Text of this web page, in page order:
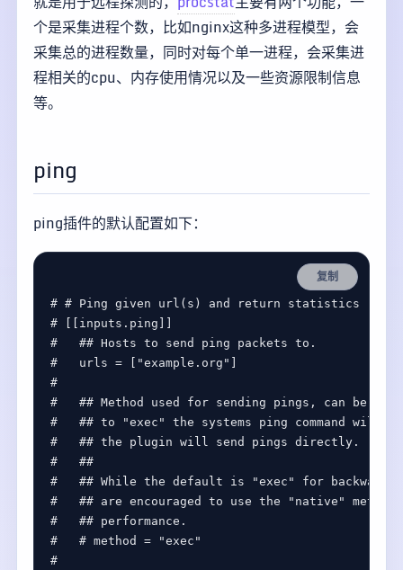
个是采集进程个数，比如nginx这种多进程模型，会
采集总的进程数量，同时对每个单一进程，会采集进
程相关的cpu、内存使用情况以及一些资源限制信息
等。
ping
ping插件的默认配置如下：
复制
# # Ping given url(s) and return statistics
# [[inputs.ping]]
#   ## Hosts to send ping packets to.
#   urls = ["example.org"]
#
#   ## Method used for sending pings, can be
#   ## to "exec" the systems ping command will
#   ## the plugin will send pings directly.
#   ##
#   ## While the default is "exec" for backwards
#   ## are encouraged to use the "native"
#   ## performance.
#   # method = "exec"
#